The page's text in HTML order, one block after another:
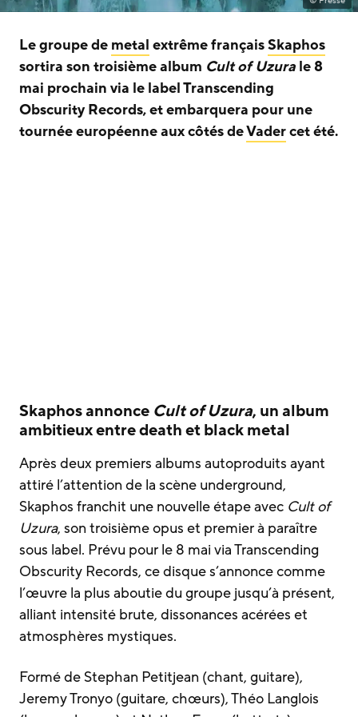
Le groupe de metal extrême françaisSkaphos
sortira son troisième album Cult of Uzura le 8
mai prochain via le label Transcending
Obscurity Records, et embarquera pour une
tournée européenne aux côtés deVadercet été.
Skaphos annonce Cult of Uzura, un album
ambitieux entre death et black metal
Après deux premiers albums autoproduits ayant
attiré l’attention de la scène underground,
Skaphos franchit une nouvelle étape avec Cult of
Uzura, son troisième opus et premier à paraître
sous label. Prévu pour le 8 mai via Transcending
Obscurity Records, ce disque s’annonce comme
l’œuvre la plus aboutie du groupe jusqu’à présent,
alliant intensité brute, dissonances acérées et
atmosphères mystiques.
Formé de Stephan Petitjean (chant, guitare),
Jeremy Tronyo (guitare, chœurs), Théo Langlois